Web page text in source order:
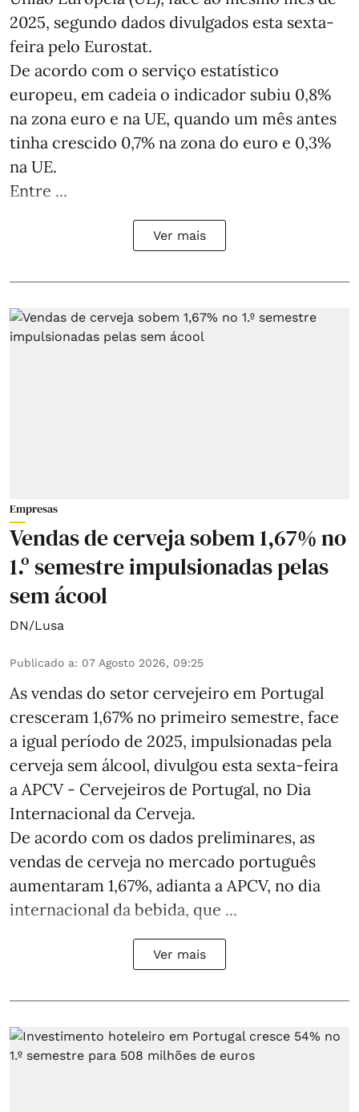
2025, segundo dados divulgados esta sexta-
feira pelo Eurostat.
De acordo com o serviço estatístico
europeu, em cadeia o indicador subiu 0,8%
na zona euro e na UE, quando um mês antes
tinha crescido 0,7% na zona do euro e 0,3%
na UE.
Entre ...
Ver mais
Empresas
Vendas de cerveja sobem 1,67% no
1.º semestre impulsionadas pelas
sem ácool
DN/Lusa
Publicado a: 07 Agosto 2026, 09:25
As vendas do setor cervejeiro em Portugal
cresceram 1,67% no primeiro semestre, face
a igual período de 2025, impulsionadas pela
cerveja sem álcool, divulgou esta sexta-feira
a APCV - Cervejeiros de Portugal, no Dia
Internacional da Cerveja.
De acordo com os dados preliminares, as
vendas de cerveja no mercado português
aumentaram 1,67%, adianta a APCV, no dia
internacional da bebida, que ...
Ver mais